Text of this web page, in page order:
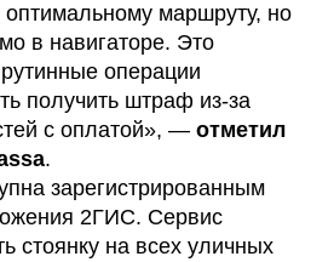
оптимальному маршруту, но
в навигаторе. Это
операции
получить штраф из-за
с оплатой», — отметил
.
зарегистрированным
2ГИС. Сервис
стоянку на всех уличных